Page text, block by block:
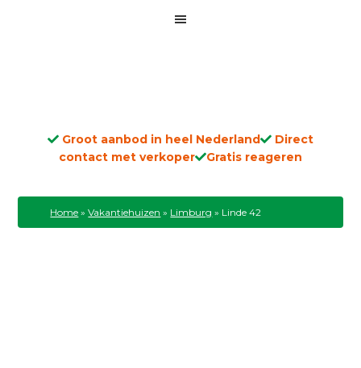
Groot aanbod in heel Nederland
Direct
contact met verkoper
Gratis reageren
Home »Vakantiehuizen » Limburg » Linde 42